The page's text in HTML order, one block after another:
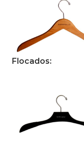
Flocados: